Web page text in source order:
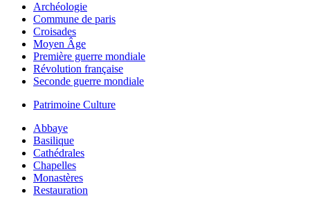
Archéologie
Commune de paris
Croisades
Moyen Âge
Première guerre mondiale
Révolution française
Seconde guerre mondiale
Patrimoine Culture
Abbaye
Basilique
Cathédrales
Chapelles
Monastères
Restauration